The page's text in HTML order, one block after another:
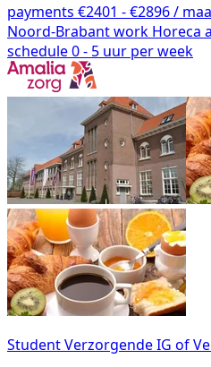
payments €2401 - €2896 /
Noord-Brabantwork Horeca
schedule0 - 5 uur per week
Student Verzorgende IG of